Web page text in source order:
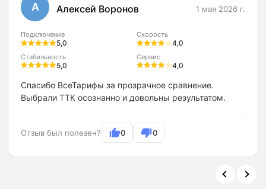
А Алексей Воронов 1 мая 2026 г.
Подключение
5,0
Скорость
4,0
Стабильность
5,0
Сервис
4,0
Спасибо ВсеТарифы за прозрачное сравнение.
Выбрали ТТК осознанно и довольны результатом.
Отзыв был полезен? 0 0